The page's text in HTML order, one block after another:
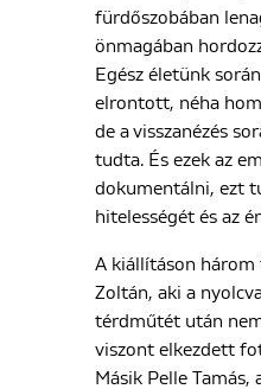
fürdőszobában
önmagában
Egész életünk
elrontott, néha
de a visszanézés
tudta. És ezek az
dokumentálni, ezt
hitelességét és az
A kiállításon
Zoltán, aki a
térdműtét után
viszont elkezdett
Másik Pelle